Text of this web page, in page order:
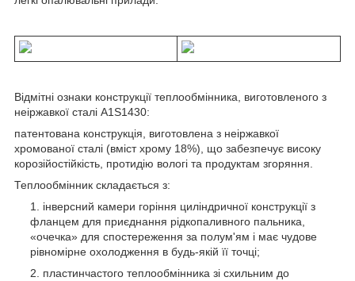
Відмітні ознаки конструкції теплообмінника, виготовленого з
неіржавкої сталі А1S1430:
патентована конструкція, виготовлена з неіржавкої
хромованої сталі (вміст хрому 18%), що забезпечує високу
корозійостійкість, протидію вологі та продуктам згоряння.
Теплообмінник складається з:
інверсний камери горіння циліндричної конструкції з
фланцем для приєднання рідкопаливного пальника,
«очечка» для спостереження за полум'ям і має чудове
рівномірне охолодження в будь-якій її точці;
пластинчастого теплообмінника зі схильним до